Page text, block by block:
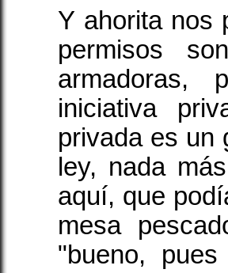
Y ahorita nos
permisos
armadoras,
iniciativa
privada es un
ley, nada
aquí, que
mesa
"bueno,